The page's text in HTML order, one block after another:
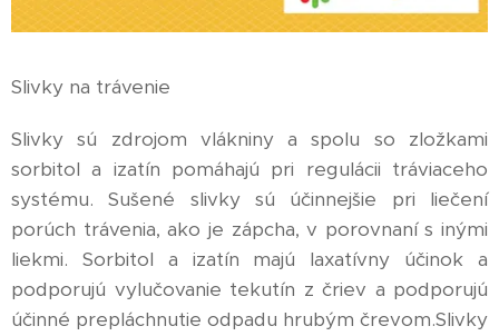
Slivky na trávenie
Slivky sú zdrojom vlákniny a spolu so zložkami
sorbitol a izatín pomáhajú pri regulácii tráviaceho
systému. Sušené slivky sú účinnejšie pri liečení
porúch trávenia, ako je zápcha, v porovnaní s inými
liekmi. Sorbitol a izatín majú laxatívny účinok a
podporujú vylučovanie tekutín z čriev a podporujú
účinné prepláchnutie odpadu hrubým črevom.Slivky